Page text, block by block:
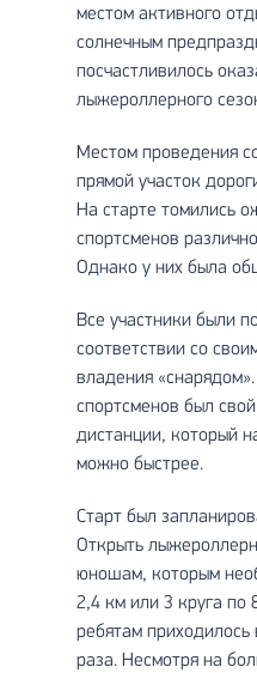
местом активного
солнечным
посчастливилось
лыжероллерного
Местом проведения
прямой участок
На старте томились
спортсменов
Однако у них была
Все участники были
соответствии со
владения
спортсменов был
дистанции, который
можно быстрее.
Старт был
Открыть
юношам, которым
2,4 км или 3 круга по
ребятам приходилось
раза. Несмотря на